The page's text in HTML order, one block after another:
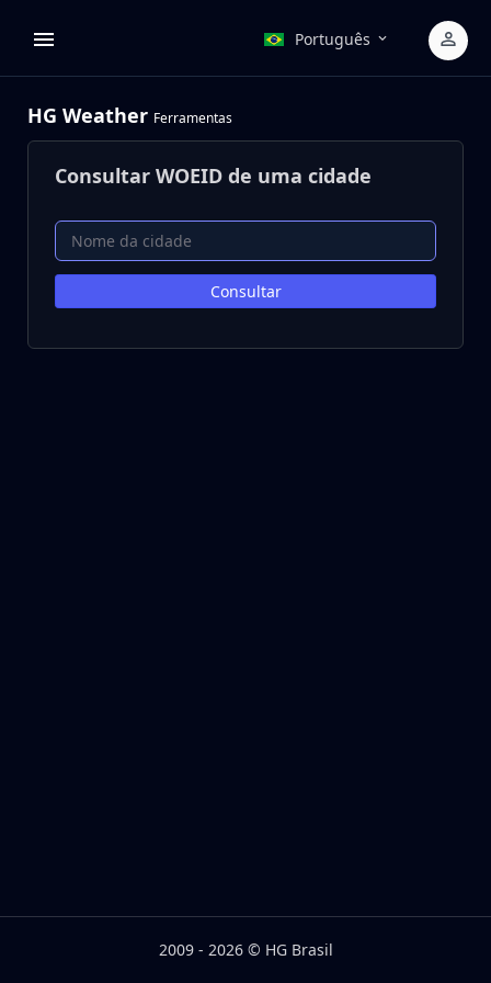
Português
HG Weather Ferramentas
Consultar WOEID de uma cidade
Nome da cidade
Consultar
2009 - 2026 © HG Brasil